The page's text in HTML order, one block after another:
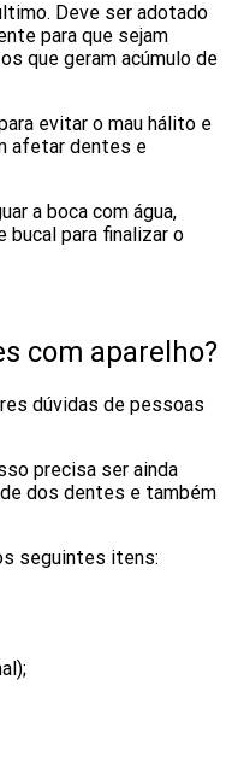
Deve ser adotado
para que sejam
que geram acúmulo de
evitar o mau hálito e
afetar dentes e
a boca com água,
bucal para finalizar o
com aparelho?
dúvidas de pessoas
precisa ser ainda
dos dentes e também
seguintes itens: